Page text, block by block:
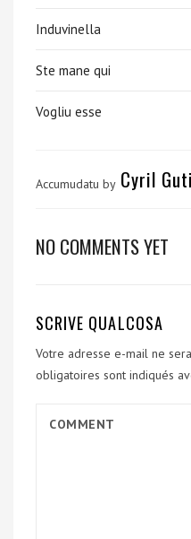
Induvinella
Ste mane qui
Vogliu esse
Accumudatu by Cyril
NO COMMENTS YET
SCRIVE QUALCOSA
Votre adresse e-mail ne
obligatoires sont indiqués